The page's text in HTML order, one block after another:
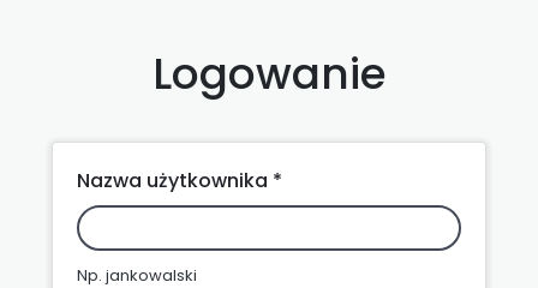
Logowanie
Nazwa użytkownika *
Np. jankowalski